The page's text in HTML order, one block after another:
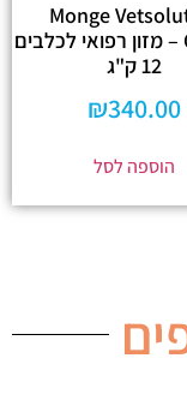
Monge
Obesity – מזון רפואי לכלבים
12 ק"ג
₪340.00
הוספה לסל